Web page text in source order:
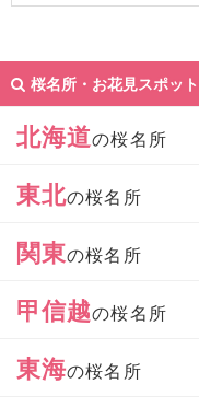
桜名所・お花見スポッ
北海道の桜名所
東北の桜名所
関東の桜名所
甲信越の桜名所
東海の桜名所